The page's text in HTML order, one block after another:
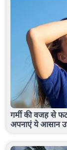
गर्मी की वजह से
अपनाएं ये आसान